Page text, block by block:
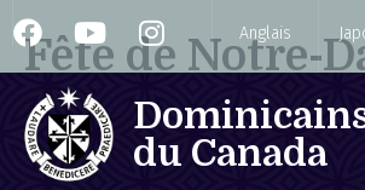
Anglais
du Canada
Fête de Notre-
Rosaire